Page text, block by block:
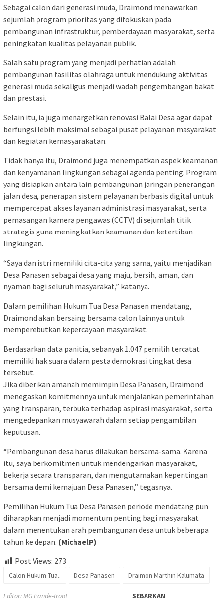
Sebagai calon dari generasi muda, Draimond menawarkan
sejumlah program prioritas yang difokuskan pada
pembangunan infrastruktur, pemberdayaan masyarakat, serta
peningkatan kualitas pelayanan publik.
Salah satu program yang menjadi perhatian adalah
pembangunan fasilitas olahraga untuk mendukung aktivitas
generasi muda sekaligus menjadi wadah pengembangan bakat
dan prestasi.
Selain itu, ia juga menargetkan renovasi Balai Desa agar dapat
berfungsi lebih maksimal sebagai pusat pelayanan masyarakat
dan kegiatan kemasyarakatan.
Tidak hanya itu, Draimond juga menempatkan aspek keamanan
dan kenyamanan lingkungan sebagai agenda penting. Program
yang disiapkan antara lain pembangunan jaringan penerangan
jalan desa, penerapan sistem pelayanan berbasis digital untuk
mempercepat akses layanan administrasi masyarakat, serta
pemasangan kamera pengawas (CCTV) di sejumlah titik
strategis guna meningkatkan keamanan dan ketertiban
lingkungan.
“Saya dan istri memiliki cita-cita yang sama, yaitu menjadikan
Desa Panasen sebagai desa yang maju, bersih, aman, dan
nyaman bagi seluruh masyarakat,” katanya.
Dalam pemilihan Hukum Tua Desa Panasen mendatang,
Draimond akan bersaing bersama calon lainnya untuk
memperebutkan kepercayaan masyarakat.
Berdasarkan data panitia, sebanyak 1.047 pemilih tercatat
memiliki hak suara dalam pesta demokrasi tingkat desa
tersebut.
Jika diberikan amanah memimpin Desa Panasen, Draimond
menegaskan komitmennya untuk menjalankan pemerintahan
yang transparan, terbuka terhadap aspirasi masyarakat, serta
mengedepankan musyawarah dalam setiap pengambilan
keputusan.
“Pembangunan desa harus dilakukan bersama-sama. Karena
itu, saya berkomitmen untuk mendengarkan masyarakat,
bekerja secara transparan, dan mengutamakan kepentingan
bersama demi kemajuan Desa Panasen,” tegasnya.
Pemilihan Hukum Tua Desa Panasen periode mendatang pun
diharapkan menjadi momentum penting bagi masyarakat
dalam menentukan arah pembangunan desa untuk beberapa
tahun ke depan. (MichaelP)
Post Views: 273
Calon Hukum Tua.. Desa Panasen Draimon Marthin Kalumata
Editor: MG Pande-Iroot SEBARKAN